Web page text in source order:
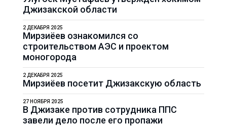
Джизакской области
Мирзиёев ознакомился со
строительством АЭС и проектом
моногорода
2 ДЕКАБРЯ 2025
Мирзиёев посетит Джизакскую область
2 ДЕКАБРЯ 2025
В Джизаке против сотрудника ППС
завели дело после его пропажи
27 НОЯБРЯ 2025